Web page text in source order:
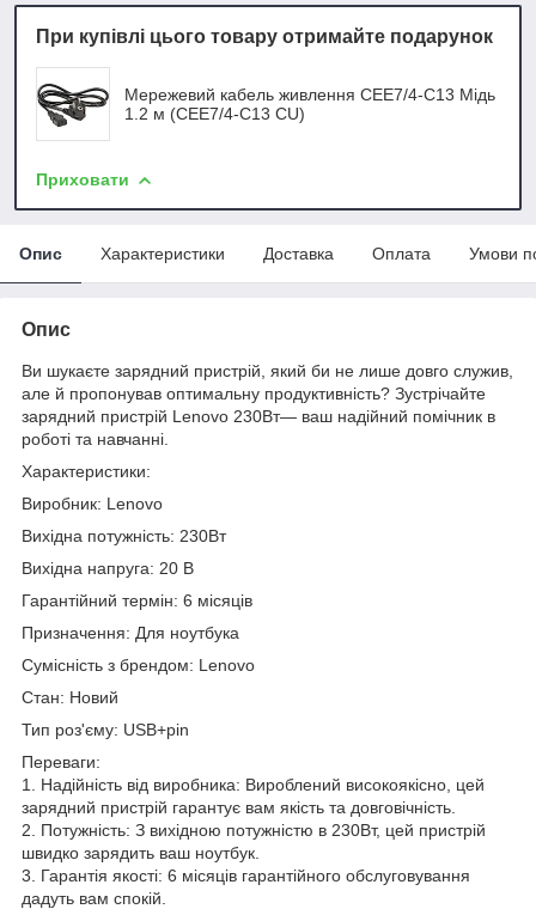
При купівлі цього товару отримайте подарунок
Мережевий кабель живлення CEE7/4-C13 Мідь
1.2 м (CEE7/4-C13 CU)
Приховати
Опис Характеристики Доставка Оплата Умови
Опис
Ви шукаєте зарядний пристрій, який би не лише довго служив,
але й пропонував оптимальну продуктивність? Зустрічайте
зарядний пристрій Lenovo 230Вт— ваш надійний помічник в
роботі та навчанні.
Характеристики:
Виробник: Lenovo
Вихідна потужність: 230Вт
Вихідна напруга: 20 В
Гарантійний термін: 6 місяців
Призначення: Для ноутбука
Сумісність з брендом: Lenovo
Стан: Новий
Тип роз'єму: USB+pin
Переваги:
1. Надійність від виробника: Вироблений високоякісно, цей
зарядний пристрій гарантує вам якість та довговічність.
2. Потужність: З вихідною потужністю в 230Вт, цей пристрій
швидко зарядить ваш ноутбук.
3. Гарантія якості: 6 місяців гарантійного обслуговування
дадуть вам спокій.